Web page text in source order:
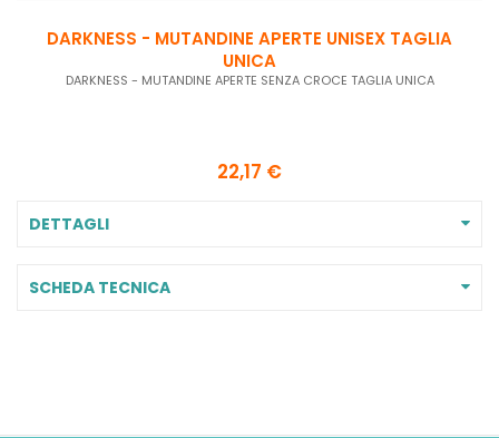
DARKNESS - MUTANDINE APERTE UNISEX TAGLIA
UNICA
DARKNESS - MUTANDINE APERTE SENZA CROCE TAGLIA UNICA
22,17 €
DETTAGLI
SCHEDA TECNICA